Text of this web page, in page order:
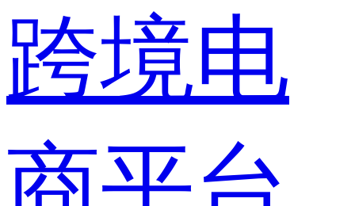
跨境电